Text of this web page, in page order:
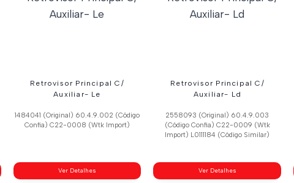
Retrovisor Principal C/
Auxiliar- Le
1484041 (Original) 60.4.9.002 (Código
Confia) C22-0008 (Wtk Import)
Ver Detalhes
Retrovisor Principal C/
Auxiliar- Ld
2558093 (Original) 60.4.9.003
(Código Confia) C22-0009 (Wtk
Import) L0111184 (Código Similar)
Ver Detalhes